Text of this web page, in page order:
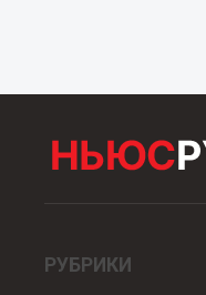
РУБРИКИ